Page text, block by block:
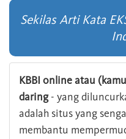
Sekilas Arti Kata
KBBI online atau
daring- yang
adalah situs yang
membantu